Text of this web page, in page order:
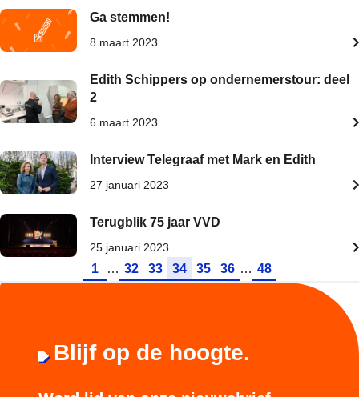
Ga stemmen!
8 maart 2023
Edith Schippers op ondernemerstour: deel
2
6 maart 2023
Interview Telegraaf met Mark en Edith
27 januari 2023
Terugblik 75 jaar VVD
25 januari 2023
Ga naar pagina
1 … Ga naar pagina
32 Ga naar pagina
33 Ga naar pagina
34 Ga naar pagina
35 Ga naar pagina
36 … Ga naar pagina
48
Blijf op de hoogte.